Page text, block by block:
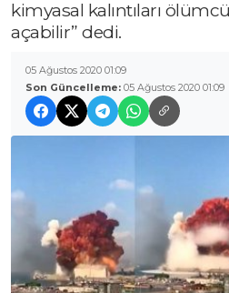
kimyasal kalıntıları
açabilir” dedi.
05 Ağustos 2020 01:09
Son Güncelleme: 05 Ağustos 2020 01:09